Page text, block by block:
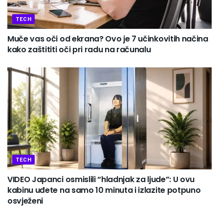
TECH
Muče vas oči od ekrana? Ovo je 7 učinkovitih načina
kako zaštititi oči pri radu na računalu
TECH
VIDEO Japanci osmislili “hladnjak za ljude”: U ovu
kabinu uđete na samo 10 minuta i izlazite potpuno
osvježeni